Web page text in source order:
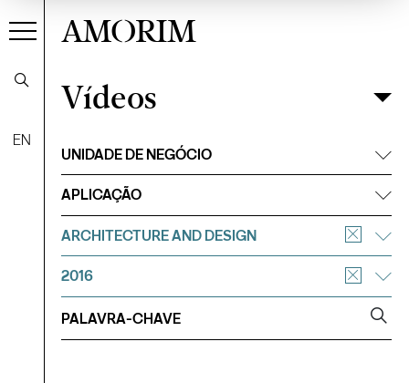
EN
AMORIM
VídeosFiltrar
Vídeos
UNIDADE DE NEGÓCIO
APLICAÇÃO
ARCHITECTURE AND DESIGN
2016